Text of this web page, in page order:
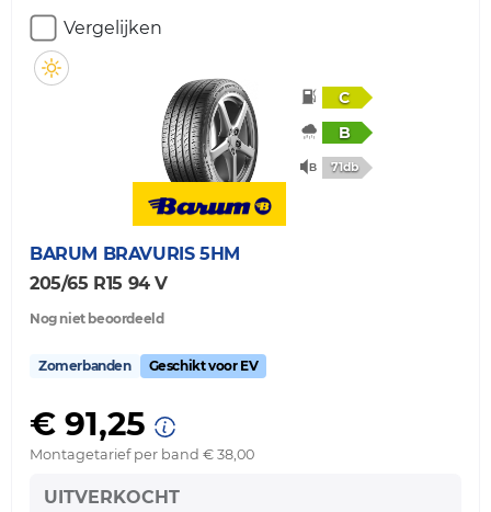
Vergelijken
C
B
71db
BARUM BRAVURIS 5HM
205/65 R15 94 V
Nog niet beoordeeld
Zomerbanden Geschikt voor EV
€ 91,25
Montagetarief per band € 38,00
UITVERKOCHT